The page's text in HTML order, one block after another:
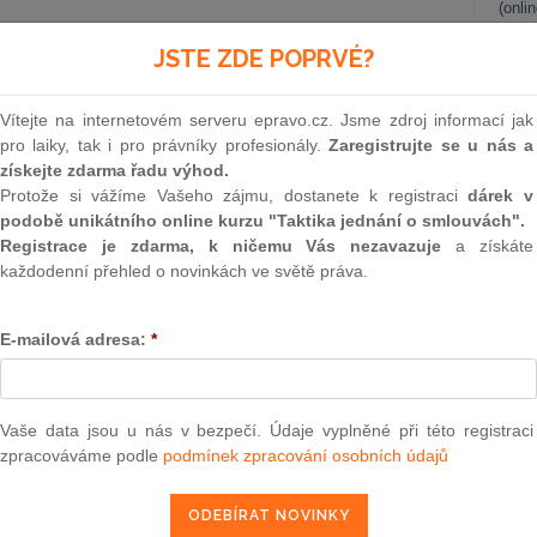
dne 9. dubna 2026, sp. zn. 24 Cdo 81/2026, vyjádřil
smlouva o převodu nemovité věci vždy obsahovat
Dovolací soud dovodil, že stanovení kupní ceny není
pojmovým znakem koupě je toliko úplatnost, přičemž
více
že kupní cena již není podle OZ podstatnou náležitostí
výslovně uvedena. Podstatnou náležitostí kupní
zaplatit kupní cenu, a to i v případě kupní smlouvy
tak bylo dovozováno, že absence konkrétní kupní ceny
povolení vkladu vlastnického práva do katastru
dárek Vám zašleme aktuální online kurz na využití
JSTE ZDE POPRVÉ?
Vítejte na internetovém serveru epravo.cz. Jsme zdroj informací jak
pro laiky, tak i pro právníky profesionály.Zaregistrujte se u nás a
získejte zdarma řadu výhod.
Protože si vážíme Vašeho zájmu, dostanete k registracidárek v
podobě unikátního online kurzu "Taktika jednání o smlouvách".
Registrace je zdarma, k ničemu Vás nezavazuje a získáte
každodenní přehled o novinkách ve světě práva.
E-mailová adresa: *
Vaše data jsou u nás v bezpečí. Údaje vyplněné při této registraci
zpracováváme podle podmínek zpracování osobních údajů